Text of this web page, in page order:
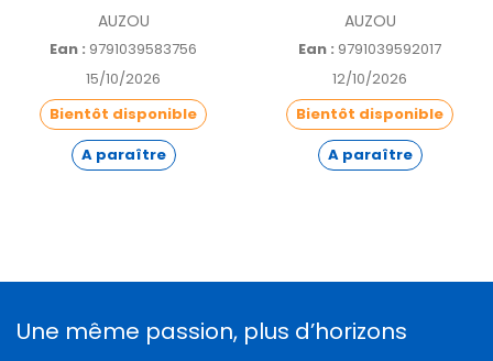
AUZOU
Ean : 9791039583756
15/10/2026
Bientôt disponible
A paraître
AUZOU
Ean : 9791039592017
12/10/2026
Bientôt disponible
A paraître
Une même passion, plus d’horizons